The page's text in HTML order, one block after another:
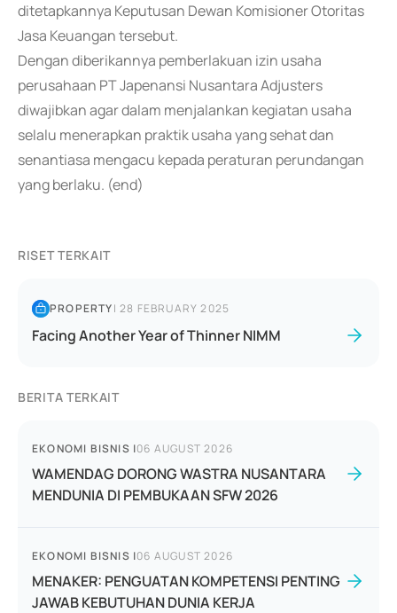
ditetapkannya Keputusan Dewan Komisioner Otoritas
Jasa Keuangan tersebut.
Dengan diberikannya pemberlakuan izin usaha
perusahaan PT Japenansi Nusantara Adjusters
diwajibkan agar dalam menjalankan kegiatan usaha
selalu menerapkan praktik usaha yang sehat dan
senantiasa mengacu kepada peraturan perundangan
yang berlaku. (end)
RISET TERKAIT
PROPERTY|28 FEBRUARY 2025
Facing Another Year of Thinner NIMM
BERITA TERKAIT
EKONOMI BISNIS |06 AUGUST 2026
WAMENDAG DORONG WASTRA NUSANTARA
MENDUNIA DI PEMBUKAAN SFW 2026
EKONOMI BISNIS |06 AUGUST 2026
MENAKER: PENGUATAN KOMPETENSI PENTING
JAWAB KEBUTUHAN DUNIA KERJA